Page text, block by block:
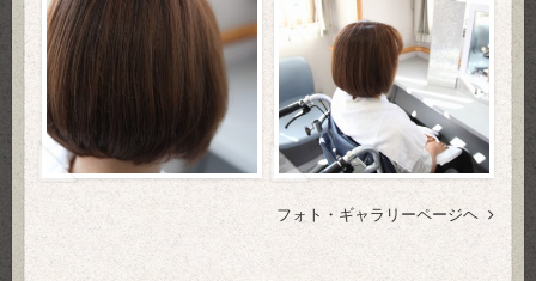
フォト・ギャラリーページヘ